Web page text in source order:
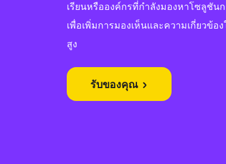
เรียนหรือองค์กรที่กำลังมองหาโซลูชัน
เพื่อเพิ่มการมองเห็นและความเกี่ยวข้
สูง
รับของคุณ